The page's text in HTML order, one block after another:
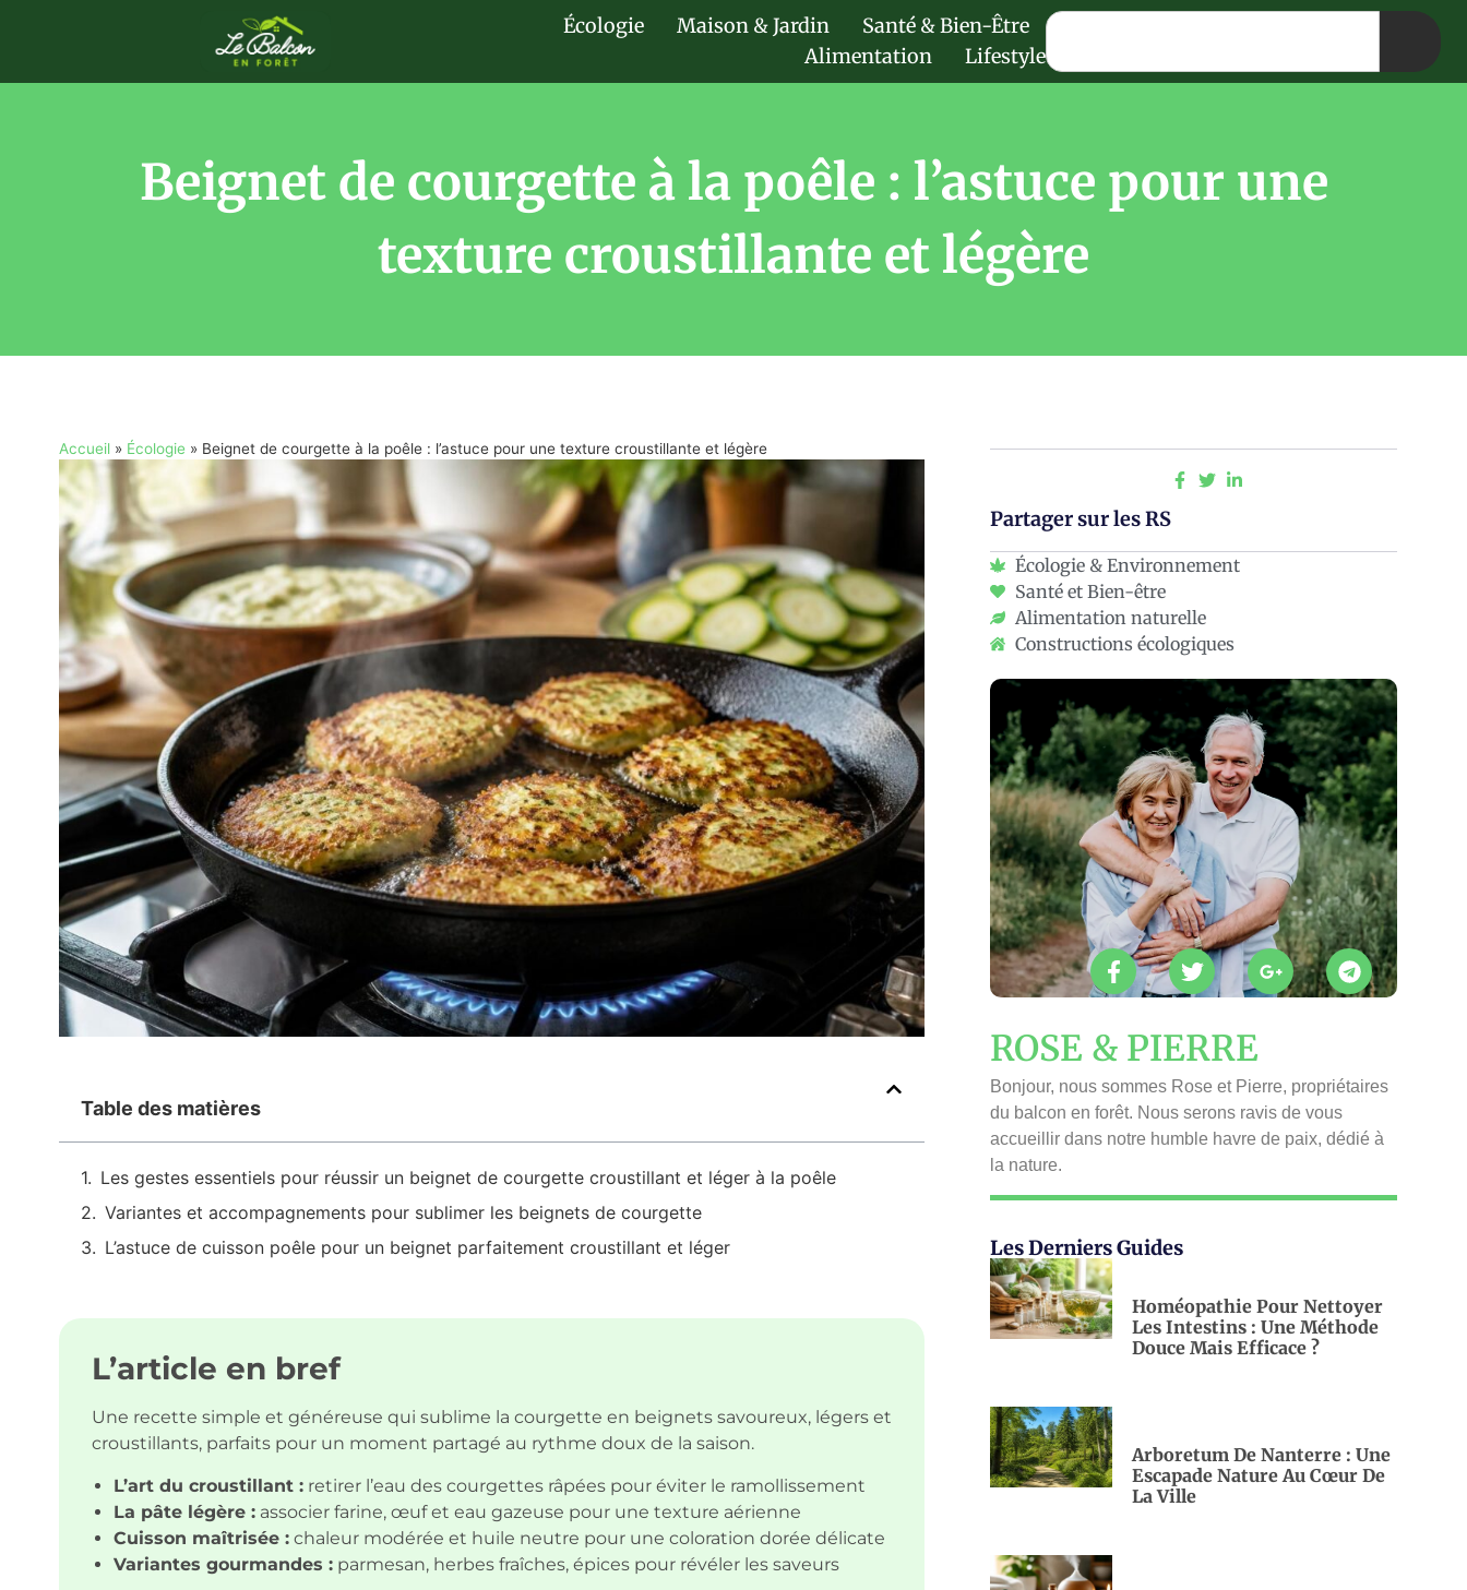
Écologie Maison & Jardin
Santé & Bien-Être
Alimentation
Lifestyle
Beignet de courgette à la poêle : l’astuce pour une
texture croustillante et légère
Accueil» Écologie » Beignet de courgette à la poêle : l’astuce pour une texture croustillante et légère
Table des matières
Les gestes essentiels pour réussir un beignet de courgette croustillant et léger à la poêle
Variantes et accompagnements pour sublimer les beignets de courgette
L’astuce de cuisson poêle pour un beignet parfaitement croustillant et léger
L’article en bref
Une recette simple et généreuse qui sublime la courgette en beignets savoureux, légers et
croustillants, parfaits pour un moment partagé au rythme doux de la saison.
L’art du croustillant :retirer l’eau des courgettes râpées pour éviter le ramollissement
La pâte légère :associer farine, œuf et eau gazeuse pour une texture aérienne
Cuisson maîtrisée :chaleur modérée et huile neutre pour une coloration dorée délicate
Variantes gourmandes :parmesan, herbes fraîches, épices pour révéler les saveurs
Partager sur les RS
Écologie & Environnement
Santé et Bien-être
Alimentation naturelle
Constructions écologiques
ROSE & PIERRE
Bonjour, nous sommes Rose et Pierre, propriétaires
du balcon en forêt. Nous serons ravis de vous
accueillir dans notre humble havre de paix, dédié à
la nature.
Les Derniers Guides
Homéopathie Pour Nettoyer
Les Intestins : Une Méthode
Douce Mais Efficace ?
Arboretum De Nanterre : Une
Escapade Nature Au Cœur De
La Ville